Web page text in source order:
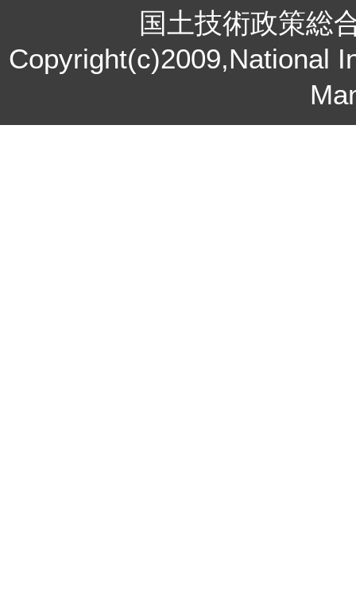
国土技術政策
Copyright(c)2009,National